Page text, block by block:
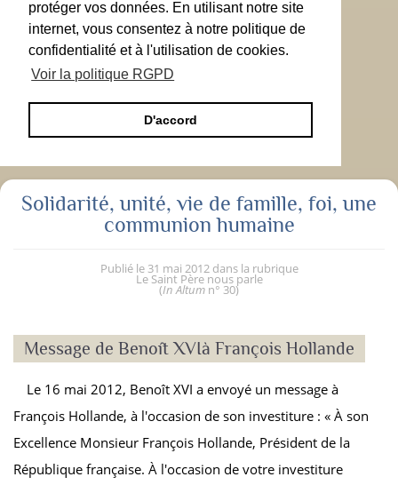
protéger vos données. En utilisant notre site
internet, vous consentez à notre politique de
confidentialité et à l'utilisation de cookies.
Voir la politique RGPD
D'accord
Solidarité, unité, vie de famille, foi, une
communion humaine
Publié le 31 mai 2012 dans la rubrique
Le Saint Père nous parle
(In Altum n° 30)
Message de Benoît XVIà François Hollande
Le 16 mai 2012, Benoît XVI a envoyé un message à
François Hollande, à l'occasion de son investiture : « À son
Excellence Monsieur François Hollande, Président de la
République française. À l'occasion de votre investiture